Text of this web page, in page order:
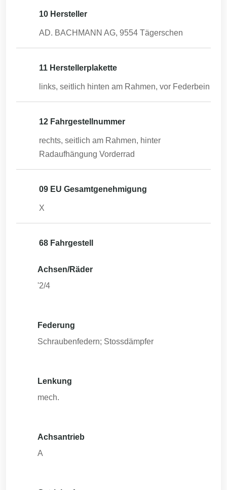
10 Hersteller
AD. BACHMANN AG, 9554 Tägerschen
11 Herstellerplakette
links, seitlich hinten am Rahmen, vor Federbein
12 Fahrgestellnummer
rechts, seitlich am Rahmen, hinter
Radaufhängung Vorderrad
09 EU Gesamtgenehmigung
X
68 Fahrgestell
Achsen/Räder
'2/4
Federung
Schraubenfedern; Stossdämpfer
Lenkung
mech.
Achsantrieb
A